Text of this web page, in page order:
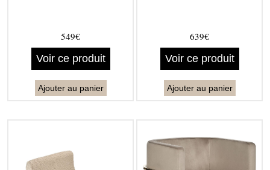
549€
Voir ce produit
Ajouter au panier
639€
Voir ce produit
Ajouter au panier